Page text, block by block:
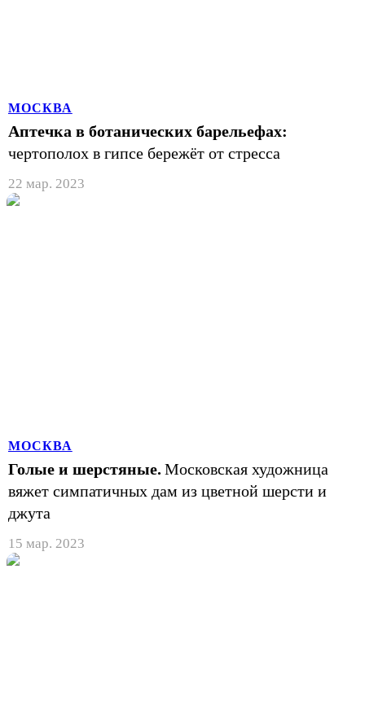
МОСКВА
Аптечка в ботанических барельефах:
чертополох в гипсе бережёт от стресса
22 мар. 2023
МОСКВА
Голые и шерстяные. Московская художница
вяжет симпатичных дам из цветной шерсти и
джута
15 мар. 2023